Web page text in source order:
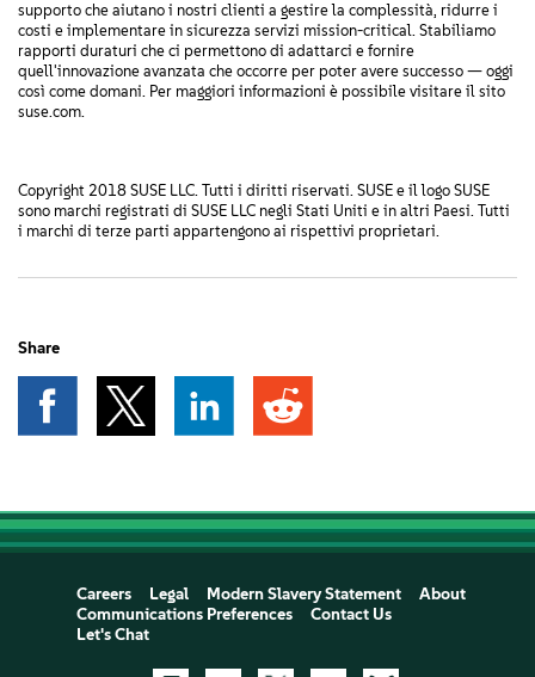
supporto che aiutano i nostri clienti a gestire la complessità, ridurre i
costi e implementare in sicurezza servizi mission-critical. Stabiliamo
rapporti duraturi che ci permettono di adattarci e fornire
quell'innovazione avanzata che occorre per poter avere successo — oggi
così come domani. Per maggiori informazioni è possibile visitare il sito
suse.com.
Copyright 2018 SUSE LLC. Tutti i diritti riservati. SUSE e il logo SUSE
sono marchi registrati di SUSE LLC negli Stati Uniti e in altri Paesi. Tutti
i marchi di terze parti appartengono ai rispettivi proprietari.
Share
Careers Legal Modern Slavery Statement
About
Communications Preferences
Contact Us
Let's Chat